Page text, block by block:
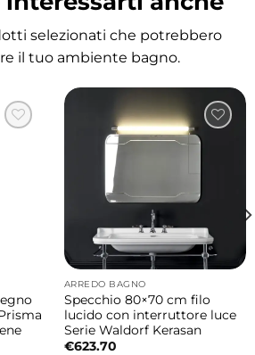
in lavanderia
1 elegante e decorativa
Grafika 1 crea un piacevole
contemporaneo, mentre
Lucido mantiene luminosità
per ambienti bagno
Alessandro Paolelli
nasce dal design di
caratterizzato da linee
equilibrate e dettagli
selezionati che potrebbero
il tuo ambiente bagno.
ARREDO BAGNO
Specchio 80×70 cm filo
lucido con interruttore luce
Serie Waldorf Kerasan
€623.70